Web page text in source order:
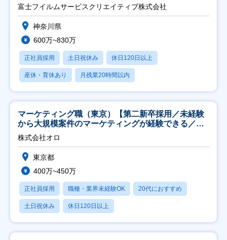
富士フイルムサービスクリエイティブ株式会社
神奈川県
600万~830万
正社員採用 土日祝休み 休日120日以上
産休・育休あり 月残業20時間以内
マーケティング職（東京）【第二新卒採用／未経験
から大規模案件のマーケティングが経験できる／研
修充実】
株式会社オロ
東京都
400万~450万
正社員採用 職種・業界未経験OK 20代におすすめ
土日祝休み 休日120日以上